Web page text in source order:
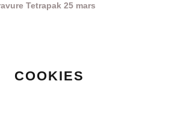
Tetrapak 25 mars
COOKIES